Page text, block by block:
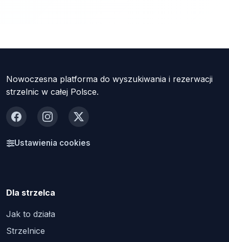
Nowoczesna platforma do wyszukiwania i rezerwacji
strzelnic w całej Polsce.
FacebookInstagram
X
Ustawienia cookies
Dla strzelca
Jak to działa
Strzelnice